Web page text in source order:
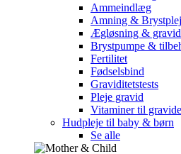
Ammeindlæg
Amning &
Ægløsning &
Brystpumpe &
Fertilitet
Fødselsbind
Graviditetstests
Pleje gravid
Vitaminer til
Hudpleje til baby & børn
Se alle